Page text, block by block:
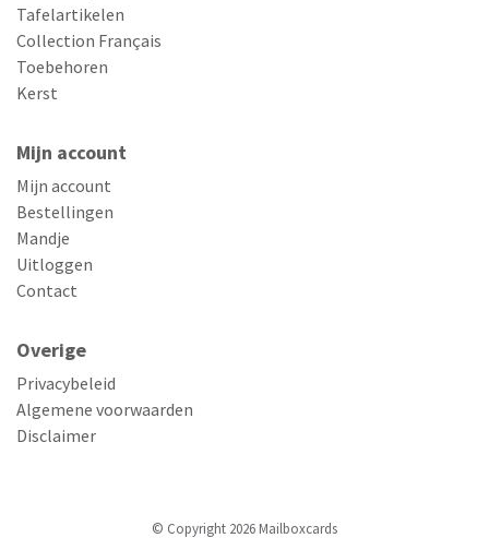
Tafelartikelen
Collection Français
Toebehoren
Kerst
Mijn account
Mijn account
Bestellingen
Mandje
Uitloggen
Contact
Overige
Privacybeleid
Algemene voorwaarden
Disclaimer
© Copyright 2026 Mailboxcards